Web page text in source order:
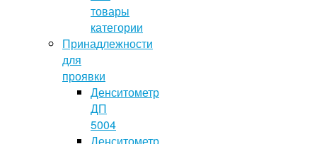
товары
категории
Принадлежности
для
проявки
Денситометр
ДП
5004